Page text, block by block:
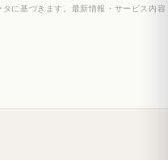
に基づきます。最新情報・サービス内容